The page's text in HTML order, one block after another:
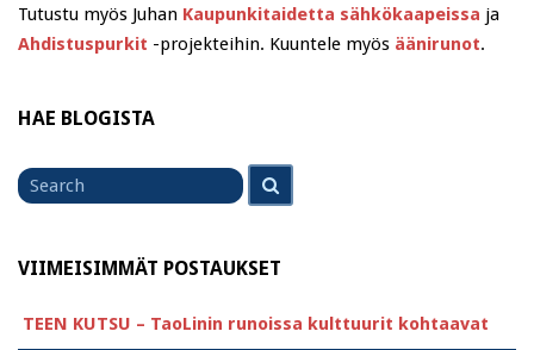
Tutustu myös Juhan Kaupunkitaidetta sähkökaapeissa ja
Ahdistuspurkit -projekteihin. Kuuntele myös äänirunot.
HAE BLOGISTA
Search
for
VIIMEISIMMÄT POSTAUKSET
TEEN KUTSU – TaoLinin runoissa kulttuurit kohtaavat